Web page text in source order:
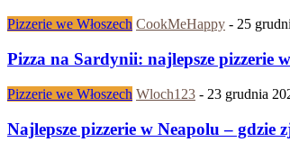
Pizzerie we Włoszech CookMeHappy - 25
Pizza na Sardynii: najlepsze pizzerie
Pizzerie we Włoszech Wloch123 - 23 grudnia
Najlepsze pizzerie w Neapolu – gdzie